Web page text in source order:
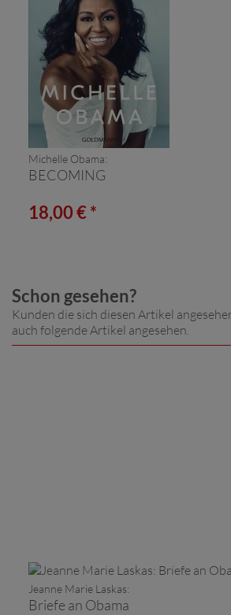
Michelle Obama:
BECOMING
18,00 € *
Schon gesehen?
Kunden die sich diesen Artikel
auch folgende Artikel angesehen.
Jeanne Marie Laskas:
Briefe an Obama